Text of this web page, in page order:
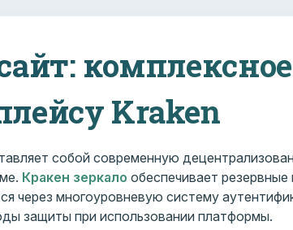
Kraken
собой современную
Кракен зеркало обеспечивает резервные
через многоуровневую систему
защиты при использовании платформы.